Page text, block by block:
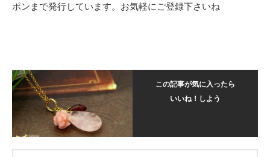
ポンまで発行しています。お気軽にご登録下さいね
この記事が気に入ったら
いいね！しよう